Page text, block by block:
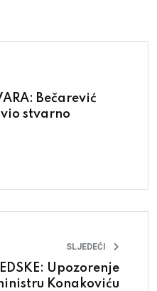
Bečarević
stvarno
SLJEDEĆI
Upozorenje
Konakoviću